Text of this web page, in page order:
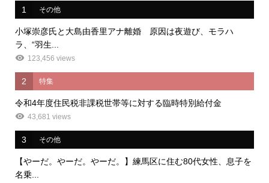
1 その他
小塚崇彦氏と大島由香里アナ離婚 原因は夜遊び、モラハ
ラ、“羽生...
123,456 views
2 特集
令和4年度住民税非課税世帯等に対する臨時特別給付金
43,681 views
3 その他
【やーだ。やーだ。やーだ。】練馬区に住む80代女性、息子を
名乗...